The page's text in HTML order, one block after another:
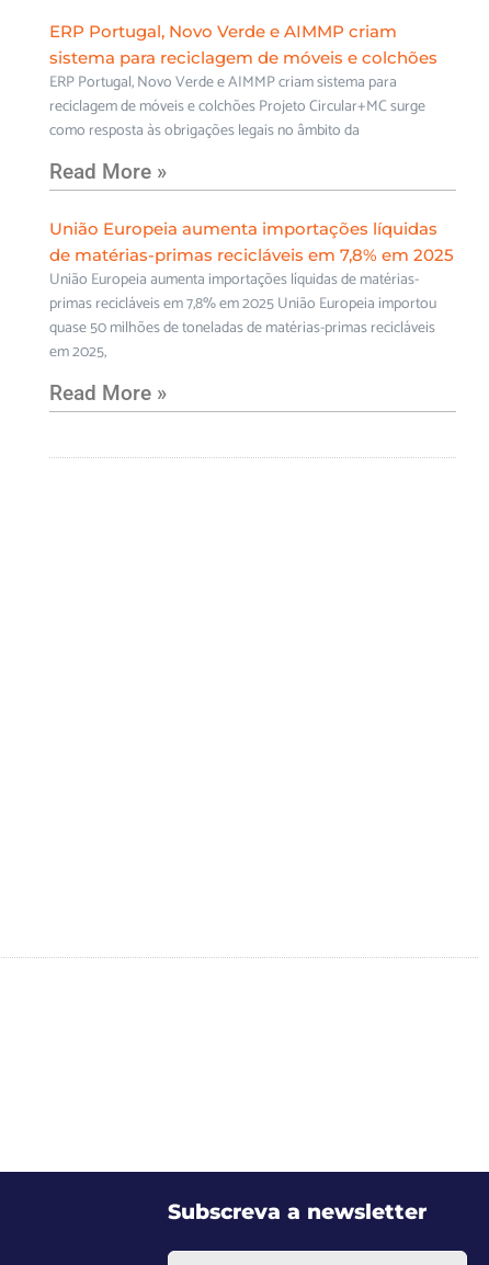
ERP Portugal, Novo Verde e AIMMP criam
sistema para reciclagem de móveis e colchões
ERP Portugal, Novo Verde e AIMMP criam sistema para
reciclagem de móveis e colchões Projeto Circular+MC surge
como resposta às obrigações legais no âmbito da
Read More »
União Europeia aumenta importações líquidas
de matérias-primas recicláveis em 7,8% em 2025
União Europeia aumenta importações líquidas de matérias-
primas recicláveis em 7,8% em 2025 União Europeia importou
quase 50 milhões de toneladas de matérias-primas recicláveis
em 2025,
Read More »
Subscreva a newsletter